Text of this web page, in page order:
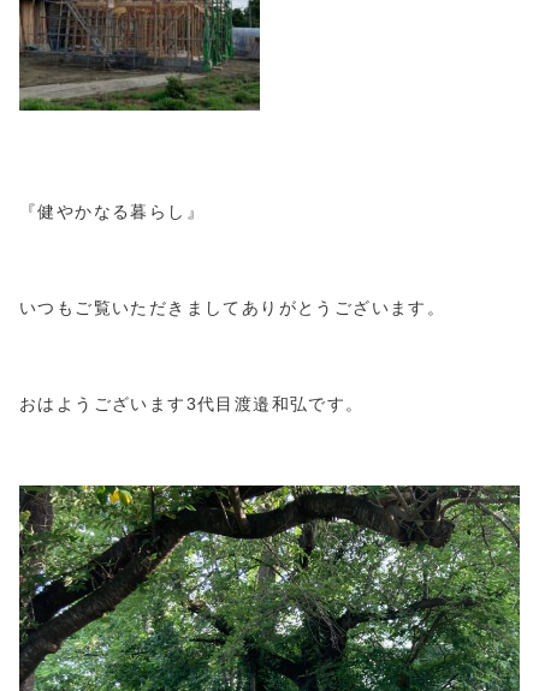
『健やかなる暮らし』
いつもご覧いただきましてありがとうございます。
おはようございます3代目渡邉和弘です。